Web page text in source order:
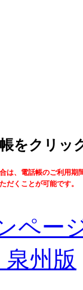
をクリッ
は、電話帳のご利用期
だくことが可能です。